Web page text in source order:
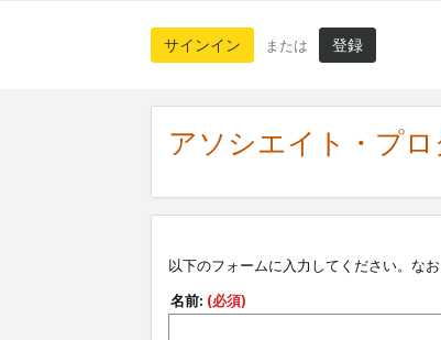
サインイン または 登録
アソシエイト・プ
以下のフォームに入力してください。な
名前: (必須)